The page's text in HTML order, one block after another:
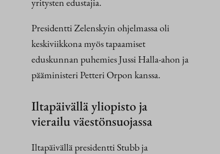
Presidentti Zelenskyin ohjelmassa oli
keskiviikkona myös tapaamiset
eduskunnan puhemies Jussi Halla-ahon ja
pääministeri Petteri Orpon kanssa.
Iltapäivällä yliopisto ja
vierailu väestönsuojassa
Iltapäivällä presidentti Stubb ja